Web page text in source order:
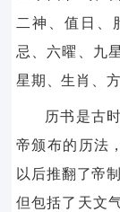
二神、值日、
忌、六曜、九
星期、生肖、
历书是古
帝颁布的历法
以后推翻了帝
但包括了天文